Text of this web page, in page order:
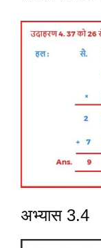
अभ्यास 3.4